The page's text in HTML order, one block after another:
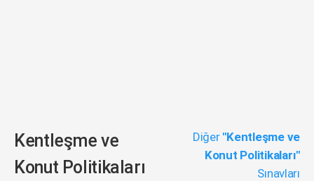
Kentleşme ve
Konut Politikaları
Diğer "Kentleşme ve
Konut Politikaları"
Sınavları